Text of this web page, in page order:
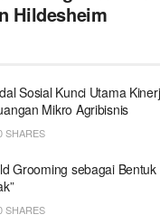
Hildesheim
Sosial Kunci Utama
Mikro Agribisnis
SHARES
Grooming sebagai
SHARES